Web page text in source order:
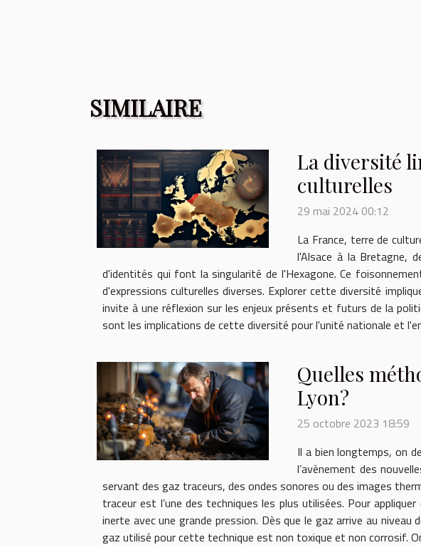
SIMILAIRE
La diversité
culturelles
29 mai 2024 00:12
La France, terre de
l'Alsace à la Bretagne,
d'identités qui font la singularité de l'Hexagone. Ce
d'expressions culturelles diverses. Explorer cette diversité
invite à une réflexion sur les enjeux présents et futurs de la
sont les implications de cette diversité pour l'unité nationale et
Quelles
Lyon?
25 octobre 2023 18:59
Il a bien longtemps, on
l’avènement des
servant des gaz traceurs, des ondes sonores ou des images
traceur est l’une des techniques les plus utilisées. Pour
inerte avec une grande pression. Dès que le gaz arrive au
gaz utilisé pour cette technique est non toxique et non corrosif.